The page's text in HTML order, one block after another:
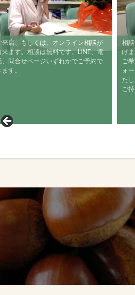
ご来店、もしくは、オンライン相談が
出来ます。相談は無料です。LINE、電
話、問合せページいずれかでご予約で
きます。
相
げ
ご
ォ
た
ご